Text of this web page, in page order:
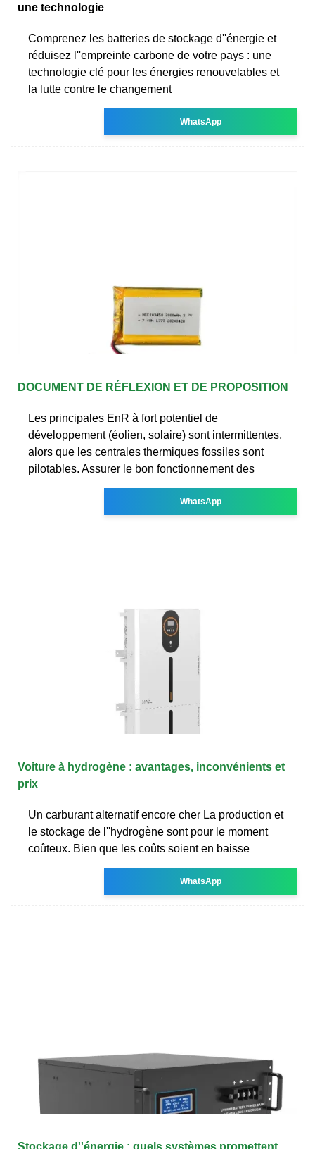
une technologie
Comprenez les batteries de stockage d''énergie et
réduisez l''empreinte carbone de votre pays : une
technologie clé pour les énergies renouvelables et
la lutte contre le changement
WhatsApp
DOCUMENT DE RÉFLEXION ET DE PROPOSITION
Les principales EnR à fort potentiel de
développement (éolien, solaire) sont intermittentes,
alors que les centrales thermiques fossiles sont
pilotables. Assurer le bon fonctionnement des
WhatsApp
Voiture à hydrogène : avantages, inconvénients et
prix
Un carburant alternatif encore cher La production et
le stockage de l''hydrogène sont pour le moment
coûteux. Bien que les coûts soient en baisse
WhatsApp
Stockage d''énergie : quels systèmes promettent